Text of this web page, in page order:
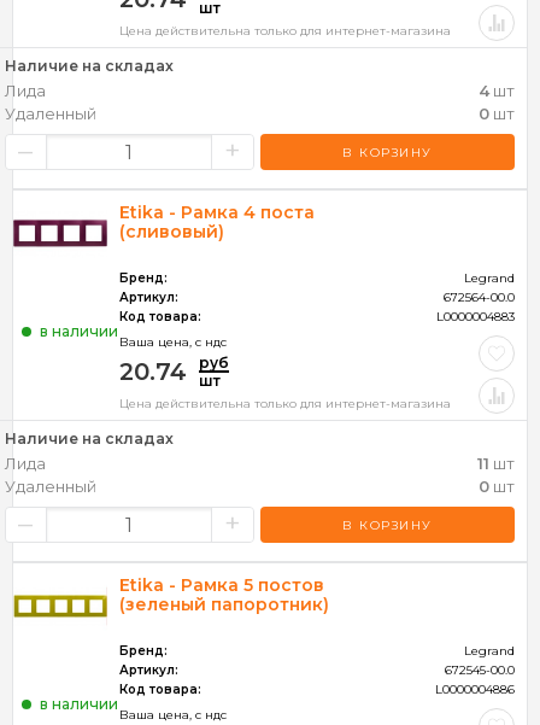
шт
Цена действительна только для интернет-магазина
Наличие на складах
Лида 4шт
Удаленный
0 шт
– + В КОРЗИНУ
Etika - Рамка 4 поста
(сливовый)
Бренд:
Legrand
Артикул:
672564-00.0
Код товара:
L0000004883
Ваша цена, c ндс
20.74
руб
шт
в наличии
Цена действительна только для интернет-магазина
Наличие на складах
Лида 11 шт
Удаленный
0 шт
– + В КОРЗИНУ
Etika - Рамка 5 постов
(зеленый папоротник)
Бренд:
Legrand
Артикул:
672545-00.0
Код товара:
L0000004886
Ваша цена, c ндс
в наличии